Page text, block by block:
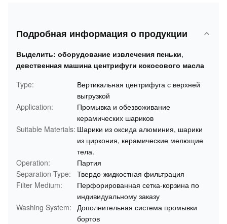
Подробная информация о продукции
Выделить: оборудование извлечения пеньки,
девственная машина центрифуги кокосового масла
Type:
Вертикальная центрифуга с верхней
выгрузкой
Application:
Промывка и обезвоживание
керамических шариков
Suitable Materials: Шарики из оксида алюминия, шарики
из циркония, керамические мелющие
тела.
Operation:
Партия
Separation Type:
Твердо-жидкостная фильтрация
Filter Medium:
Перфорированная сетка-корзина по
индивидуальному заказу
Washing System: Дополнительная система промывки
бортов